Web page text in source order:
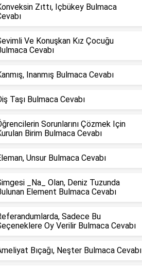
Zıttı, Içbükey Bulmaca
Ve Konuşkan Kız Çocuğu
Cevabı
Inanmış Bulmaca Cevabı
Taşı Bulmaca Cevabı
Sorunlarını Çözmek Için
Birim Bulmaca Cevabı
Unsur Bulmaca Cevabı
_Na_ Olan, Deniz Tuzunda
Element Bulmaca Cevabı
Sadece Bu
Oy Verilir Bulmaca Cevabı
Bıçağı, Neşter Bulmaca Cevabı